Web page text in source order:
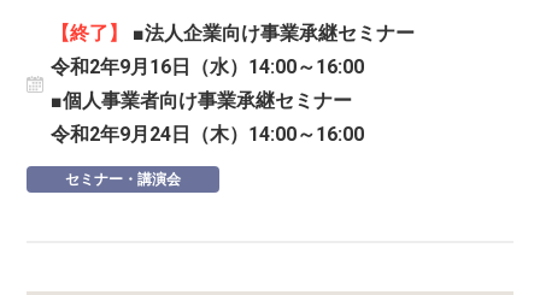
【終了】
■法人企業向け事業承継セミナー
令和2年9月16日（水）14:00～16:00
■個人事業者向け事業承継セミナー
令和2年9月24日（木）14:00～16:00
セミナー・講演会